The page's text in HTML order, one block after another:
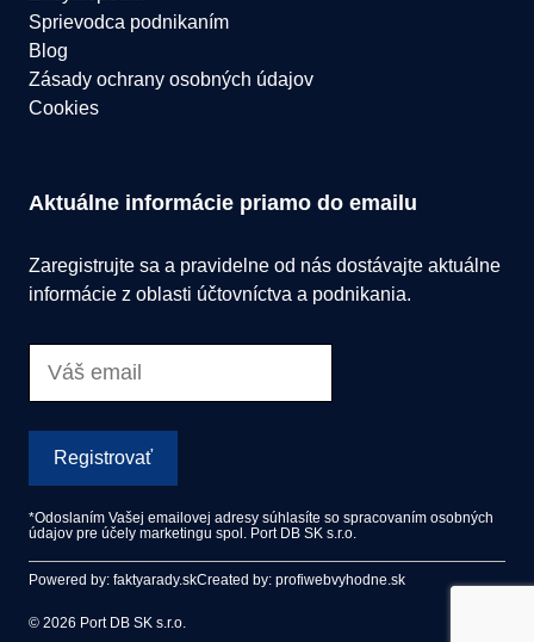
Sprievodca podnikaním
Blog
Zásady ochrany osobných údajov
Cookies
Aktuálne informácie priamo do emailu
Zaregistrujte sa a pravidelne od nás dostávajte aktuálne
informácie z oblasti účtovníctva a podnikania.
Registrovať
*Odoslaním Vašej emailovej adresy súhlasíte so spracovaním osobných
údajov pre účely marketingu spol. Port DB SK s.r.o.
© 2026 Port DB SK s.r.o.
Powered by: faktyarady.skCreated by: profiwebvyhodne.sk